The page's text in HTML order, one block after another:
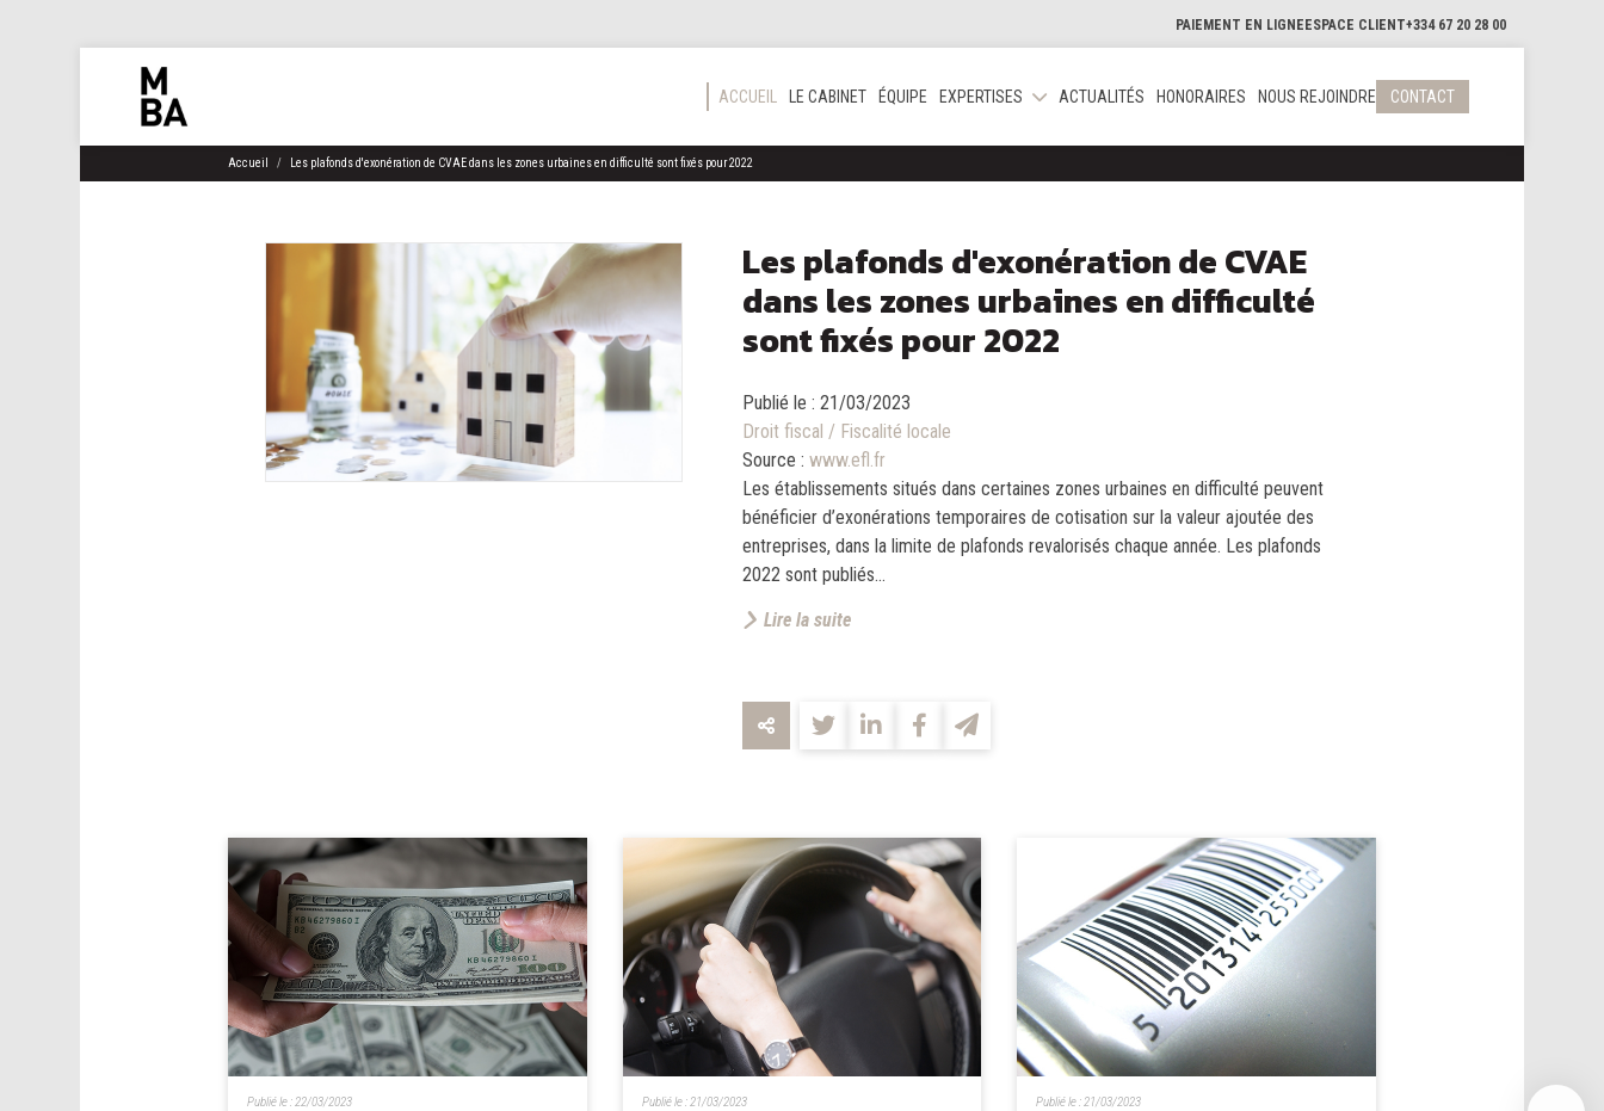
PAIEMENT EN LIGNE ESPACE CLIENT+334 67 20 28 00
ACCUEIL LE CABINET ÉQUIPE EXPERTISES ACTUALITÉS HONORAIRES NOUS REJOINDRE CONTACT
Accueil Les plafonds d'exonération de CVAE dans les zones urbaines en difficulté sont fixés pour 2022
Les plafonds d'exonération de CVAE
dans les zones urbaines en difficulté
sont fixés pour 2022
Publié le : 21/03/2023
Droit fiscal / Fiscalité locale
Source : www.efl.fr
Les établissements situés dans certaines zones urbaines en difficulté peuvent
bénéficier d’exonérations temporaires de cotisation sur la valeur ajoutée des
entreprises, dans la limite de plafonds revalorisés chaque année. Les plafonds
2022 sont publiés...
Lire la suite
Publié le :22/03/2023 Publié le :21/03/2023 Publié le :21/03/2023